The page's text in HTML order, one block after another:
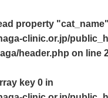
property
clinic.or.jp/
header.php on line
key 0 in